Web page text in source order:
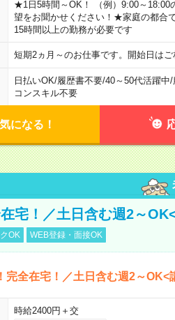
★1日5時間～OK！ （例）9:00～18:00
望をお聞かせください！★家庭の都合
15時間以上の勤務が必要です
短期2ヵ月～のお仕事です。開始日は
日払いOK/履歴書不要/40～50代活躍中/
コンスキル不要
気になる！
宅！／土日含む週2～
OK WEB登録・面接OK
完全在宅！／土日含む週2～OK<
時給2400円＋交